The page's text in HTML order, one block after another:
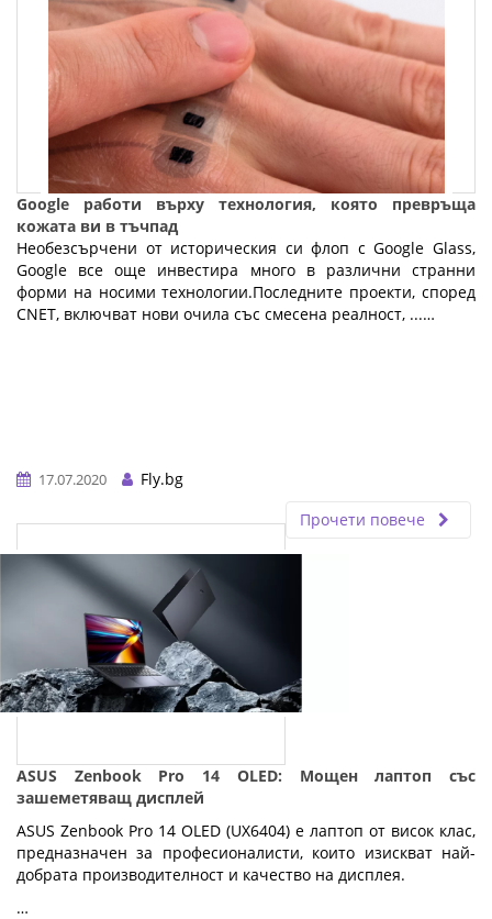
Google работи върху технология, която превръща
кожата ви в тъчпад
Необезсърчени от историческия си флоп с Google Glass,
Google все още инвестира много в различни странни
форми на носими технологии.Последните проекти, според
CNET, включват нови очила със смесена реалност, ...…
17.07.2020
Fly.bg
Прочети повече
ASUS Zenbook Pro 14 OLED: Мощен лаптоп със
зашеметяващ дисплей
ASUS Zenbook Pro 14 OLED (UX6404) е лаптоп от висок клас,
предназначен за професионалисти, които изискват най-
добрата производителност и качество на дисплея.
…